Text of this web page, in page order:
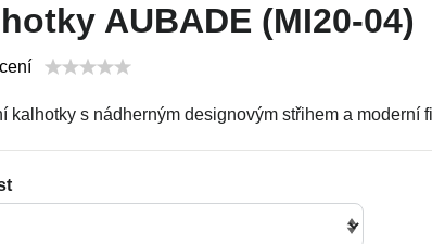
AUBADE (MI20-04)
kalhotky s nádherným designovým střihem a moderní